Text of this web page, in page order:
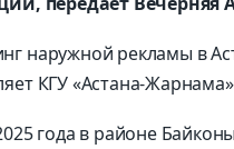
наружной рекламы в
КГУ «Астана-
года в районе